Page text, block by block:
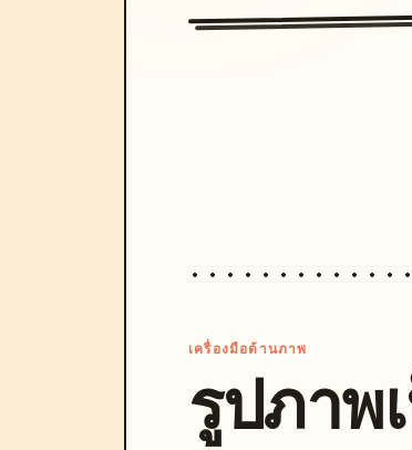
เครื่องมือด้านภาพ
รูปภาพ